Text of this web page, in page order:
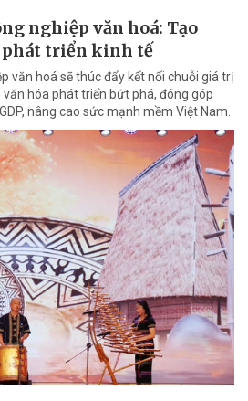
nghiệp văn hoá: Tạo
phát triển kinh tế
văn hoá sẽ thúc đẩy kết nối chuỗi giá trị
hóa phát triển bứt phá, đóng góp
nâng cao sức mạnh mềm Việt Nam.